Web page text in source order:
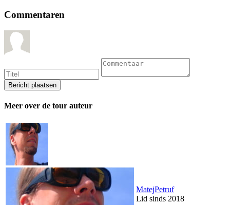
Commentaren
Meer over de tour auteur
MatejPetruf
Lid sinds 2018